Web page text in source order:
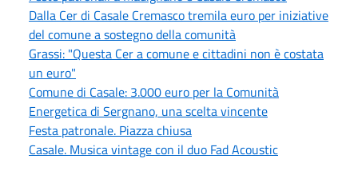
Dalla Cer di Casale Cremasco tremila euro per iniziative
del comune a sostegno della comunità
Grassi: "Questa Cer a comune e cittadini non è costata
un euro"
Comune di Casale: 3.000 euro per la Comunità
Energetica di Sergnano, una scelta vincente
Festa patronale. Piazza chiusa
Casale. Musica vintage con il duo Fad Acoustic